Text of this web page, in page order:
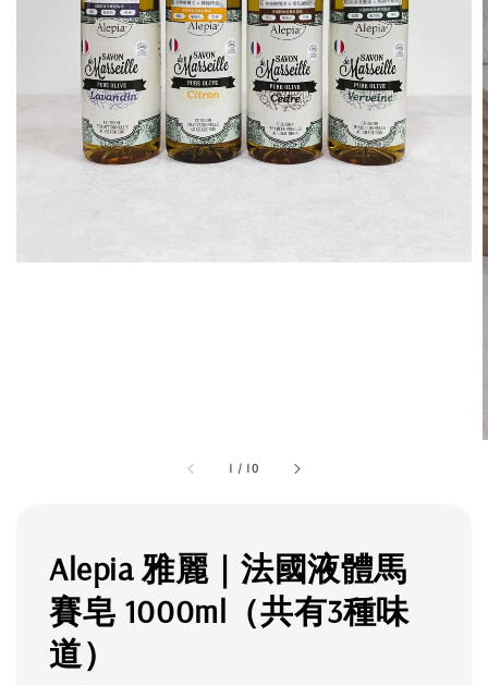
1 / 10
Alepia 雅麗｜法國液體馬
賽皂 1000ml（共有3種味
道）